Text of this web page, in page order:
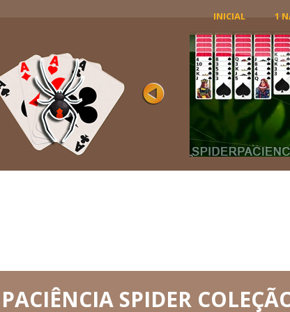
INICIAL 1
Avaliação
Este é um clássico paciência de 4 naipes
com um design interessante....
JOGUE AGORA
PACIÊNCIA SPIDER